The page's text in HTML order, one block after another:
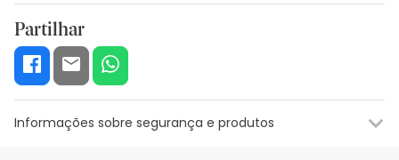
Partilhar
Informações sobre segurança e produtos